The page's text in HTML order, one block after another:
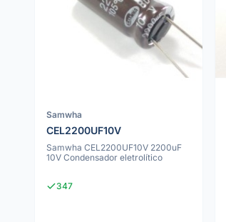
Samwha
CEL2200UF10V
Samwha CEL2200UF10V 2200uF
10V Condensador eletrolítico
347